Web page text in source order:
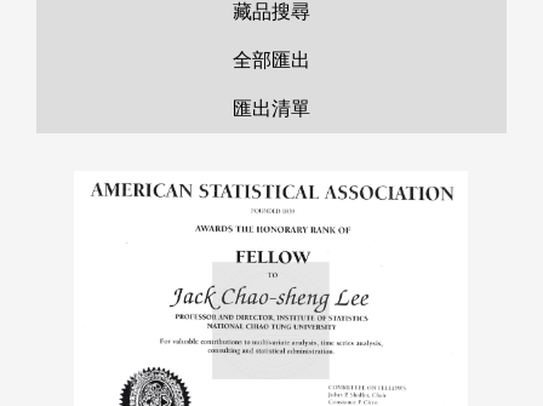
管理者登入
藏品搜尋
全部匯出
匯出清單